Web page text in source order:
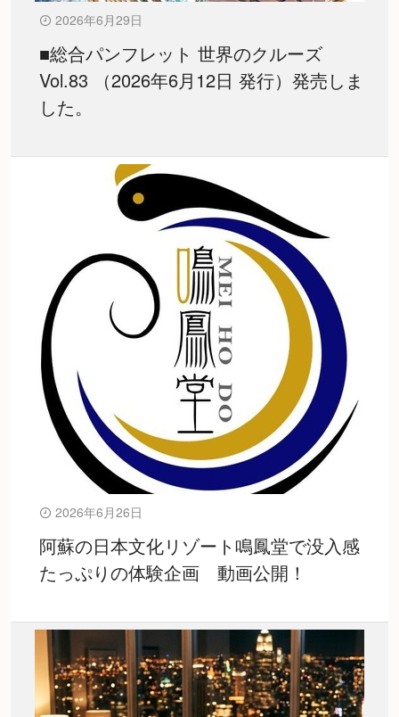
2026年6月29日
■総合パンフレット 世界のクルーズ
Vol.83 （2026年6月12日 発行）発売しま
した。
2026年6月26日
阿蘇の日本文化リゾート鳴鳳堂で没入感
たっぷりの体験企画 動画公開！